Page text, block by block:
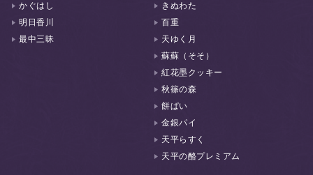
かぐはし
明日香川
最中三昧
きぬわた
百重
天ゆく月
蘇蘇（そそ）
紅花墨クッキー
秋篠の森
餅ぱい
金銀パイ
天平らすく
天平の酪プレミアム